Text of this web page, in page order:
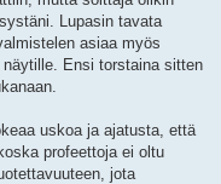
Lupasin tavata
asiaa myös
Ensi torstaina sitten
uskoa ja ajatusta, että
profeettoja ei oltu
jota